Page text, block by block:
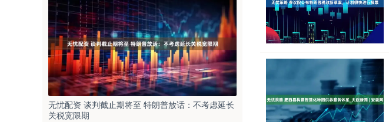
无忧配资 谈判截止期将至 特朗普放话：不考虑延长
关税宽限期